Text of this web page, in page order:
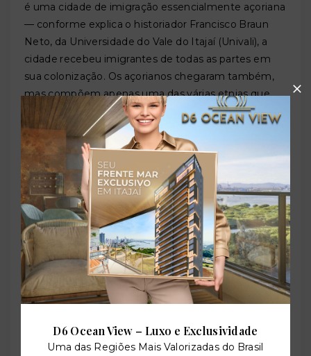
é uma cidade de imigração essencialmente açoriana
— conforme explica o historiador Francisco Braun
Neto, da Universidade do Vale do Itajaí (Univali), a
cidade recebeu imigrantes de todas as partes em
sua colonização. Os açorianos chegaram também,
mas compõem apenas uma das várias etnias que
moldaram Itajaí.
Um capítulo especial da colonização veio em 1820,
quando
Dom João VIordenou que famílias de
pescadores da vila portuguesa deEriceira
das mais antigas e tradicionais comunidades
pesqueiras de Portugal — atravessassem o Atlântico
para se fixar no litoral catarinense. Esses pescadores
portugueses trouxeram consigo técnicas, saberes
do mar e uma cultura que até hoje se manifesta na
gastronomia, nas festas e na identidade de Itajaí.
Em 1824, o português Agostinho Alves Ramos
ergueu uma capela no povoado, estabelecendo o
margem direita do Rio Itajaí-Açu já abrigava uma
D6 Ocean View – Luxo e Exclusividade
Uma das Regiões Mais Valorizadas do Brasil